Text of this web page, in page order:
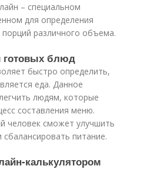
– специальном
для определения
порций различного объема.
готовых блюд
быстро определить,
еда. Данное
людям, которые
составления меню.
человек сможет улучшить
питание.
калькулятором